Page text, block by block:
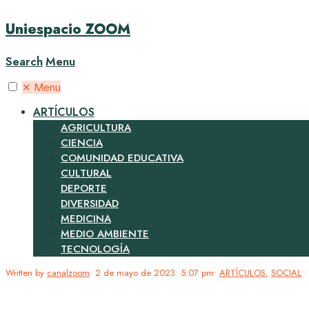
Uniespacio ZOOM
SearchMenu
✕ Menu
ARTÍCULOS
AGRICULTURA
CIENCIA
COMUNIDAD EDUCATIVA
CULTURAL
DEPORTE
DIVERSIDAD
MEDICINA
MEDIO AMBIENTE
TECNOLOGÍA
Written by canalzoom• 2 de mayo de 2023• 5:07 pm• ARTÍCULOS, SOCIAL •